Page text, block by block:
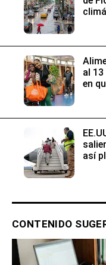
al
en
así
CONTENIDO